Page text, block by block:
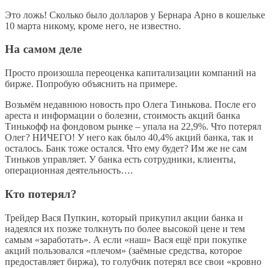
Это ложь! Сколько было долларов у Бернара Арно в кошельке
10 марта никому, кроме него, не известно.
На самом деле
Просто произошла переоценка капитализации компаний на
бирже. Попробую объяснить на примере.
Возьмём недавнюю новость про Олега Тинькова. После его
ареста и информации о болезни, стоимость акций банка
Тинькофф на фондовом рынке – упала на 22,9%. Что потерял
Олег? НИЧЕГО! У него как было 40,4% акций банка, так и
осталось. Банк тоже остался. Что ему будет? Им же не сам
Тиньков управляет. У банка есть сотрудники, клиенты,
операционная деятельность….
Кто потерял?
Трейдер Вася Пупкин, который прикупил акции банка и
надеялся их позже толкнуть по более высокой цене и тем
самым «заработать». А если «наш» Вася ещё при покупке
акций пользовался «плечом» (заёмные средства, которое
предоставляет биржа), то голубчик потерял все свои «кровно